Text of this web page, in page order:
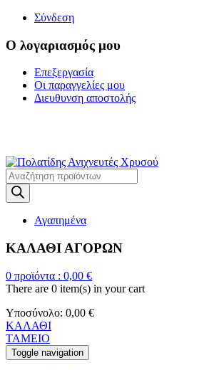
Σύνδεση
Ο λογαριασμός μου
Επεξεργασία
Οι παραγγελίες μου
Διευθυνση αποστολής
Products
search
Αγαπημένα
ΚΑΛΑΘΙ ΑΓΟΡΩΝ
0 προϊόντα : 0,00 €
There are 0 item(s) in your cart
Υποσύνολο: 0,00 €
ΚΑΛΑΘΙ
ΤΑΜΕΙΟ
Toggle navigation